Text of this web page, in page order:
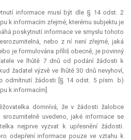
informace musí být dle § 14 odst. 2
k informacím zřejmé, kterému subjektu je
poskytnutí informace ve smyslu tohoto
nebo z ní není zřejmé, jaká
je formulována příliš obecně, je povinný
ve lhůtě 7 dnů od podání žádosti k
žadatel výzvě ve lhůtě 30 dnů nevyhoví,
odmítnutí žádosti [§ 14 odst. 5 písm. b)
k informacím].
domnívá, že v žádosti žalobce
uvedeno, jaké informace se
nejprve vyzvat k upřesnění žádosti.
odepření informace pouze ve vztahu k